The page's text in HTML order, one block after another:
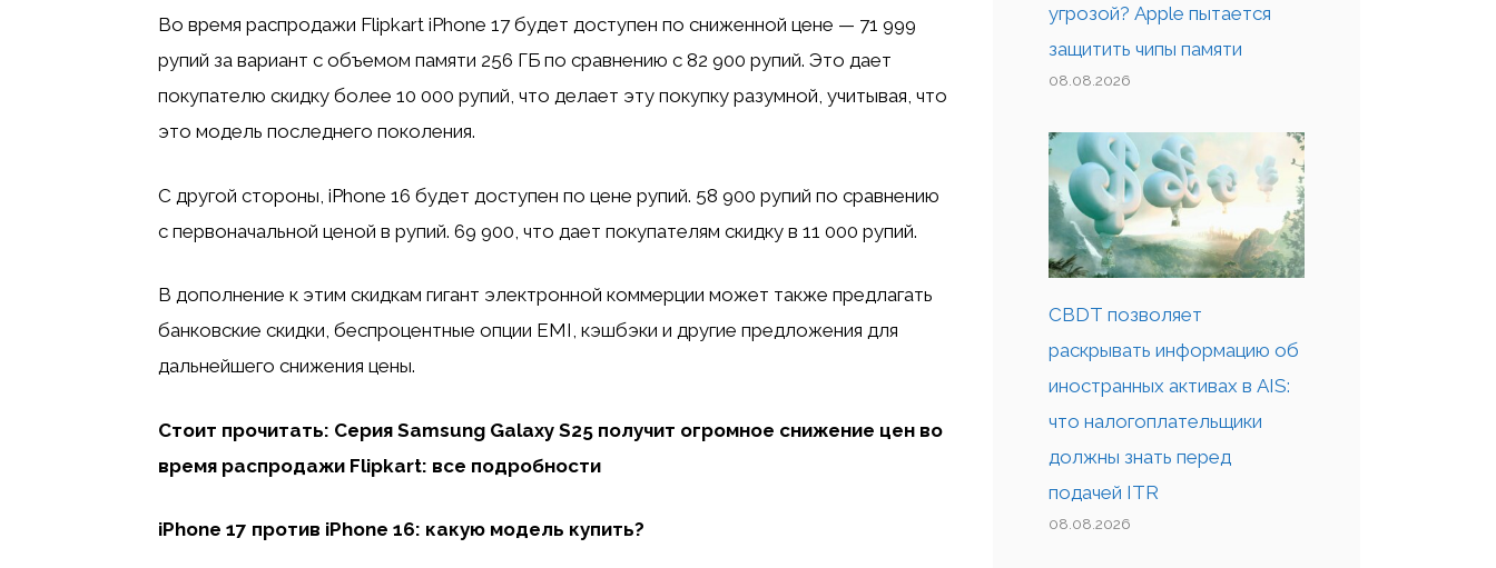
Во время распродажи Flipkart iPhone 17 будет доступен по сниженной цене — 71 999
рупий за вариант с объемом памяти 256 ГБ по сравнению с 82 900 рупий. Это дает
покупателю скидку более 10 000 рупий, что делает эту покупку разумной, учитывая, что
это модель последнего поколения.
С другой стороны, iPhone 16 будет доступен по цене рупий. 58 900 рупий по сравнению
с первоначальной ценой в рупий. 69 900, что дает покупателям скидку в 11 000 рупий.
В дополнение к этим скидкам гигант электронной коммерции может также предлагать
банковские скидки, беспроцентные опции EMI, кэшбэки и другие предложения для
дальнейшего снижения цены.
Стоит прочитать: Серия Samsung Galaxy S25 получит огромное снижение цен во
время распродажи Flipkart: все подробности
iPhone 17 против iPhone 16: какую модель купить?
угрозой? Apple пытается
защитить чипы памяти
08.08.2026
CBDT позволяет
раскрывать информацию об
иностранных активах в AIS:
что налогоплательщики
должны знать перед
подачей ITR
08.08.2026